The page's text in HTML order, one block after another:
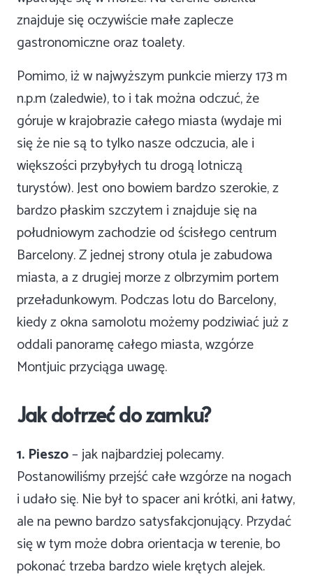
znajduje się oczywiście małe zaplecze
gastronomiczne oraz toalety.
Pomimo, iż w najwyższym punkcie mierzy 173 m
n.p.m (zaledwie), to i tak można odczuć, że
góruje w krajobrazie całego miasta (wydaje mi
się że nie są to tylko nasze odczucia, ale i
większości przybyłych tu drogą lotniczą
turystów). Jest ono bowiem bardzo szerokie, z
bardzo płaskim szczytem i znajduje się na
południowym zachodzie od ścisłego centrum
Barcelony. Z jednej strony otula je zabudowa
miasta, a z drugiej morze z olbrzymim portem
przeładunkowym. Podczas lotu do Barcelony,
kiedy z okna samolotu możemy podziwiać już z
oddali panoramę całego miasta, wzgórze
Montjuic przyciąga uwagę.
Jak dotrzeć do zamku?
1. Pieszo– jak najbardziej polecamy.
Postanowiliśmy przejść całe wzgórze na nogach
i udało się. Nie był to spacer ani krótki, ani łatwy,
ale na pewno bardzo satysfakcjonujący. Przydać
się w tym może dobra orientacja w terenie, bo
pokonać trzeba bardzo wiele krętych alejek.